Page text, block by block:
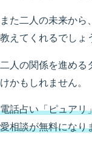
また二人の未来から
教えてくれるでしょ
二人の関係を進める
けかもしれません。
電話占い「ピュアリ
愛相談が無料になり